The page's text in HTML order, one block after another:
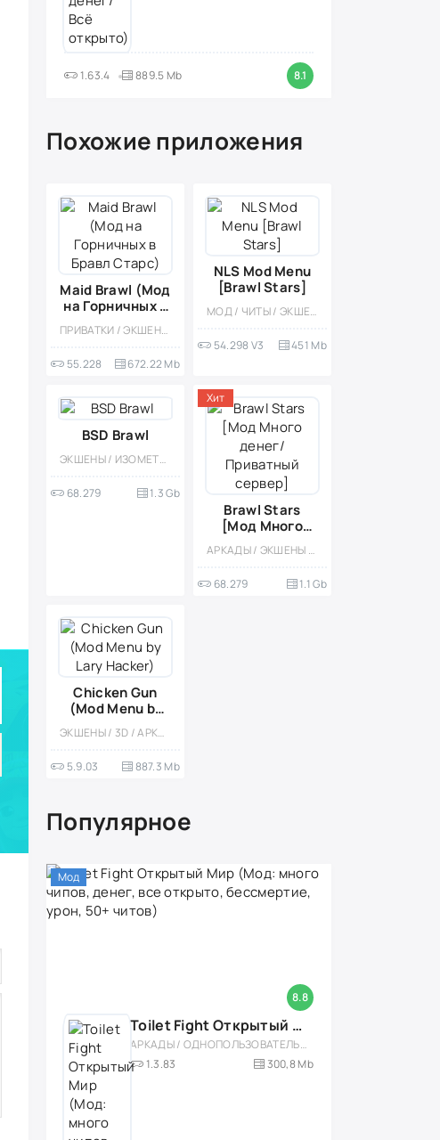
1.63.4 889.5 Mb 8.1
Похожие приложения
Maid Brawl (Мод
на Горничных в
Бравл Старс)ПРИВАТКИ / ЭКШЕНЫ / СТИЛИЗАЦИЯ / ВСТРОЕННЫЙ КЕШ / МОД / ИЗОМЕТРИЯ
55.228 672.22 Mb
NLS Mod Menu
[Brawl Stars]
МОД / ЧИТЫ / ЭКШЕНЫ / МНОГОПОЛЬЗОВАТЕЛЬСКАЯ
54.298 V3 451 Mb
BSD Brawl
ЭКШЕНЫ / ИЗОМЕТРИЯ / ВИД СВЕРХУ / МНОГОПОЛЬЗОВАТЕЛЬСКАЯ / PVP / МОД / ВЫЖИВАНИЕ / ПРИВАТКИ
68.279 1.3 Gb
Brawl Stars
[Мод Много
денег/
Приватный АРКАДЫ / ЭКШЕНЫ / МОД / ШУТЕРЫ / ГЕРОИЧЕСКИЕ ШУТЕРЫ / МНОГОПОЛЬЗОВАТЕЛЬСКАЯ / СОРЕВНОВАТЕЛЬНАЯ / СТИЛИЗАЦИЯ / КАЗУАЛЬНЫЕ / ПРИВАТКИ
68.279 1.1 Gb
Хит
Chicken Gun
(Mod Menu by
Lary Hacker)ЭКШЕНЫ / 3D / АРКАДЫ / КАЗУАЛЬНЫЕ / СОРЕВНОВАТЕЛЬНАЯ / МОД / МНОГОПОЛЬЗОВАТЕЛЬСКАЯ / ТАКТИЧЕСКИЕ / ШУТЕРЫ / ВЕСЁЛАЯ
5.9.03 887.3 Mb
Популярное
8.8
Мод
Toilet Fight Открытый Мир (Мод: много чипов, денег, все открыто, бессмертие, урон, 50+ читов)
АРКАДЫ / ОДНОПОЛЬЗОВАТЕЛЬСКИЕ / ОФЛАЙН / МОД / РОЛЕВЫЕ / ШУТЕРЫ / ОТКРЫТЫЙ МИР / ВСТРОЕННЫЙ КЕШ / 3D / ЭКШЕНЫ / ТУАЛЕТНЫЕ ВОЙНЫ / ДЛЯ ДЕТЕЙ
1.3.83
300,8 Mb